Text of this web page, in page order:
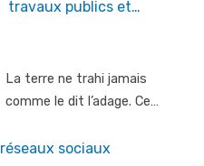
travaux publics et…
La terre ne trahi jamais
comme le dit l’adage. Ce…
réseaux sociaux